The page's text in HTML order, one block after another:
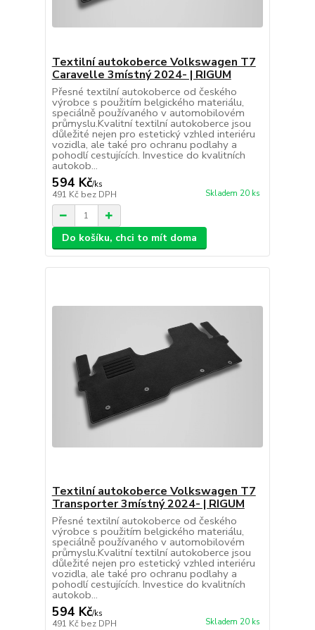
Textilní autokoberce Volkswagen T7
Caravelle 3místný 2024- | RIGUM
Přesné textilní autokoberce od českého
výrobce s použitím belgického materiálu,
speciálně používaného v automobilovém
průmyslu.Kvalitní textilní autokoberce jsou
důležité nejen pro estetický vzhled interiéru
vozidla, ale také pro ochranu podlahy a
pohodlí cestujících. Investice do kvalitních
autokob...
594 Kč/ks
491 Kč bez DPH Skladem 20 ks
Do košíku, chci to mít doma
Textilní autokoberce Volkswagen T7
Transporter 3místný 2024- | RIGUM
Přesné textilní autokoberce od českého
výrobce s použitím belgického materiálu,
speciálně používaného v automobilovém
průmyslu.Kvalitní textilní autokoberce jsou
důležité nejen pro estetický vzhled interiéru
vozidla, ale také pro ochranu podlahy a
pohodlí cestujících. Investice do kvalitních
autokob...
594 Kč/ks
491 Kč bez DPH Skladem 20 ks